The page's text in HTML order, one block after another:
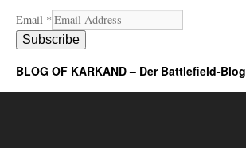
Email *
Subscribe
BLOG OF KARKAND – Der Battlefield-Blog